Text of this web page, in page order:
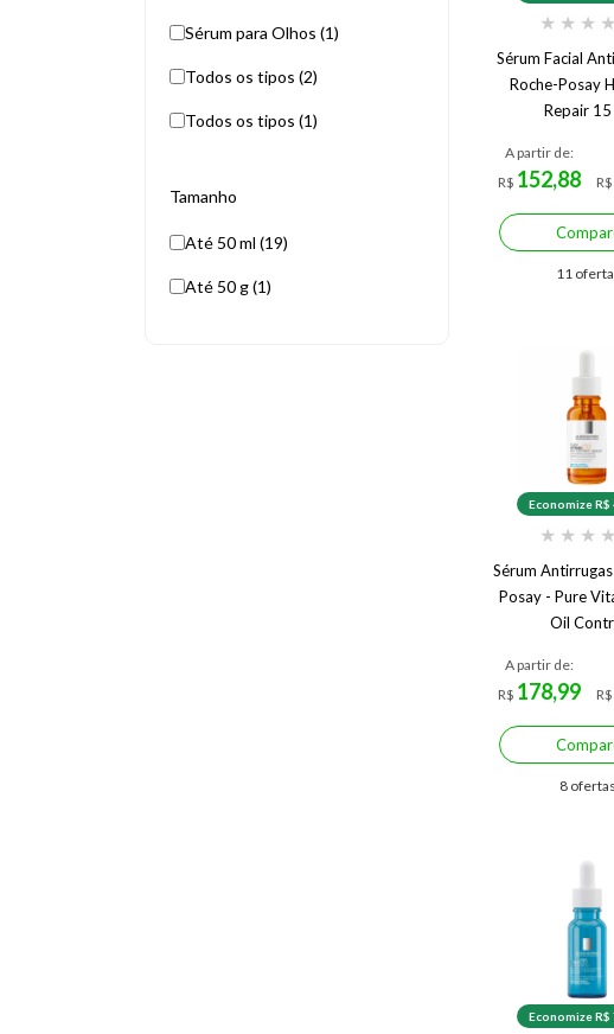
Sérum para Olhos (1)
Todos os tipos (2)
Todos os tipos (1)
Tamanho
Até 50 ml (19)
Até 50 g (1)
★ ★ ★ ★
Sérum Facial
Roche-Posay
Repair 15
A partir de:
R$ 152,88
R$
11
Economize R$
★ ★ ★ ★
Sérum Antirrugas
Posay - Pure
Oil
A partir de:
R$ 178,99
R$
8 ofertas
Economize R$